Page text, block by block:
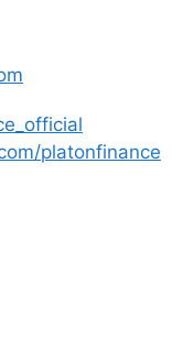
platonfinance